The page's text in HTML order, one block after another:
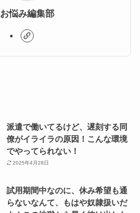
お悩み編集部
派遣で働いてるけど、遅刻する同
僚がイライラの原因！こんな環境
でやってられない！
2025年4月28日
試用期間中なのに、休み希望も通
らないなんて、もはや奴隷扱いだ